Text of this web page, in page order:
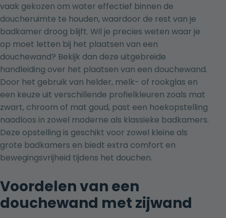
vaak gekozen om water effectief binnen de
doucheruimte te houden, waardoor de rest van je
badkamer droog blijft. Wil je precies weten waar je
op moet letten bij het plaatsen van een
douchewand? Bekijk dan deze uitgebreide
handleiding over het plaatsen van een douchewand.
Door het gebruik van helder, melk- of rookglas en
een keuze uit verschillende profielkleuren zoals mat
zwart, chroom of mat goud, past een hoekopstelling
naadloos in zowel moderne als klassieke badkamers.
Deze opstelling is geschikt voor zowel kleine als
grote badkamers en biedt extra comfort en
bewegingsvrijheid tijdens het douchen.
Voordelen van een
douchewand met zijwand